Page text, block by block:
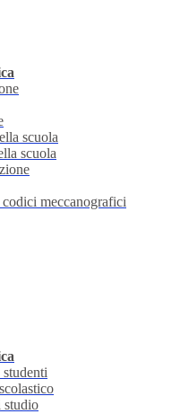
scuola
scuola
meccanografici
studio